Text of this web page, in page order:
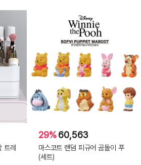
트레
29%60,563
마스코트 랜덤 피규어 곰돌이 푸
(세트)